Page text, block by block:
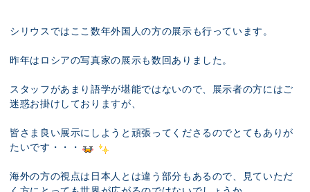
シリウスではここ数年外国人の方の展示も行っています。
昨年はロシアの写真家の展示も数回ありました。
スタッフがあまり語学が堪能ではないので、展示者の方にはご
迷惑お掛けしておりますが、
皆さま良い展示にしようと頑張ってくださるのでとてもありが
たいです・・・
海外の方の視点は日本人とは違う部分もあるので、見ていただ